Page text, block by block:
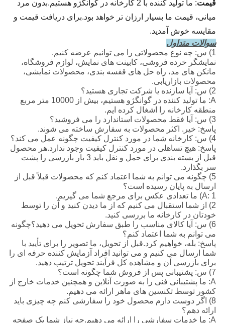
قیمت
مقایسه خوش آمدید.
سوالات متداول
1) س: چه نوع محصولاتی را می توانیم عرضه کنیم.
نمایشگر خرده فروشی، کابینت های نمایش، لوازم فروشگاه،
مانکن های مد، راه حل های قفسه بندی، محصولات نمایشی،
محصولات بازاریابی.
2) س: آیا سازنده یا شرکت تجاری هستید؟
A: ما تولید کننده در گوانگژو هستیم، بیش از 10000 متر مربع
منطقه کارخانه را اشغال کرده ایم.
3) س: آیا فقط محصولات استاندارد را می فروشید؟
پاسخ: خیر. اکثر محصولات به سفارش ساخته می شوند.
4) س: کارخانه شما در مورد کنترل کیفیت چگونه عمل می کند؟
پاسخ: هیچ تساهلی در مورد کنترل کیفیت وجود ندارد.هر محصول
قبل از بسته بندی برای حمل و نقل باید 3 بار بازرسی را پشت
سر بگذارد.
5) چگونه می توانم به شما اعتماد کنم که محصولات قبلاً قبل از
ارسال به پایان رسیده است؟
A: 1) ما تعدادی عکس برای مرجع شما می گیریم.
2) از شما استقبال می کنیم که از ما دیدن کنید و آن را توسط
خودتان در کارخانه ما بررسی کنید.
6) س: آیا کالای مناسب را طبق سفارش تحویل می دهید؟چگونه
می توانم به شما اعتماد کنم؟
پاسخ: بله، خواهیم کرد.قبل از تحویل، ما تصویر را برای تأیید با
شما ارسال می کنیم و می توانید افراد آزمایش کننده حرفه ای را
برای بازرسی آن و مشاهده کل فرآیند تحویل ترتیب دهید.
7) س: پشتیبانی پس از فروش شما چگونه است؟
A: ما پشتیبانی فنی را به صورت آنلاین و همچنین خدمات خارج از
کشور توسط تکنسین های ماهر ارائه می دهیم.
8) اگر دوست دارم محصول خود را سفارشی کنم چه چیزی باید
ارائه دهم؟
A: ما خدمات سفارشی را ارائه می دهیم.چه نیاز شما یک صفحه